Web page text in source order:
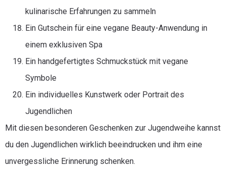
kulinarische Erfahrungen zu sammeln
Ein Gutschein für eine vegane Beauty-Anwendung in
einem exklusiven Spa
Ein handgefertigtes Schmuckstück mit vegane
Symbole
Ein individuelles Kunstwerk oder Portrait des
Jugendlichen
Mit diesen besonderen Geschenken zur Jugendweihe kannst
du den Jugendlichen wirklich beeindrucken und ihm eine
unvergessliche Erinnerung schenken.